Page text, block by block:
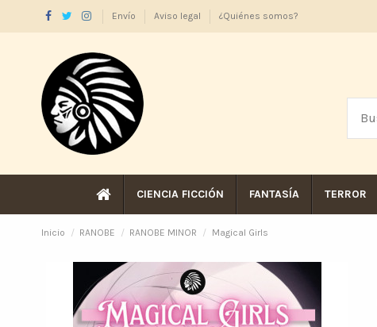
Envío Aviso legal ¿Quiénes somos?
CIENCIA FICCIÓN FANTASÍA TERROR
Inicio RANOBE RANOBE MINOR Magical Girls